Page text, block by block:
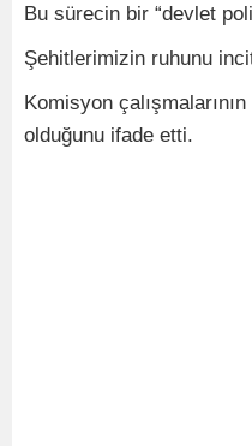
Bu sürecin bir “devlet
Şehitlerimizin ruhunu
Komisyon
olduğunu ifade etti.